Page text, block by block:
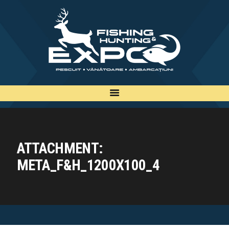
ATTACHMENT:
META_F&H_1200X100_4
INFO
EXPOZANTI
EDITII
CONTACT